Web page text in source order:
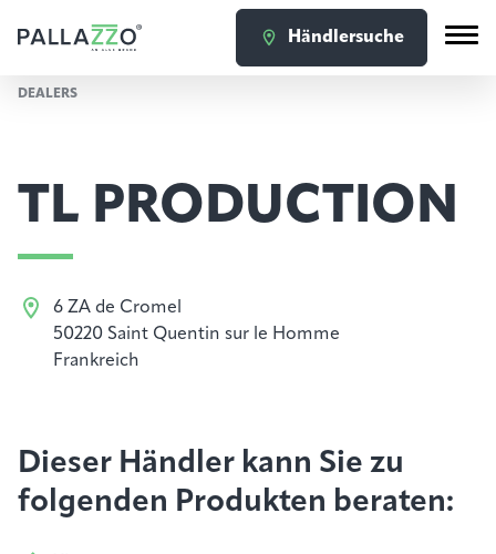
Händlersuche
DEALERS
TL PRODUCTION
6 ZA de Cromel
50220 Saint Quentin sur le Homme
Frankreich
Dieser Händler kann Sie zu
folgenden Produkten beraten: